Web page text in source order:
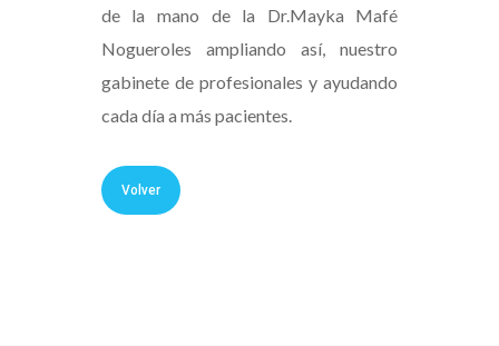
de la mano de la Dr.Mayka Mafé
Nogueroles ampliando así, nuestro
gabinete de profesionales y ayudando
cada día a más pacientes.
Volver